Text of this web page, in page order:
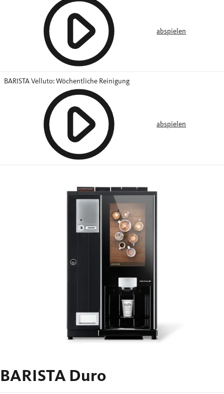
abspielen
BARISTA Velluto: Wöchentliche Reinigung
abspielen
BARISTA Duro